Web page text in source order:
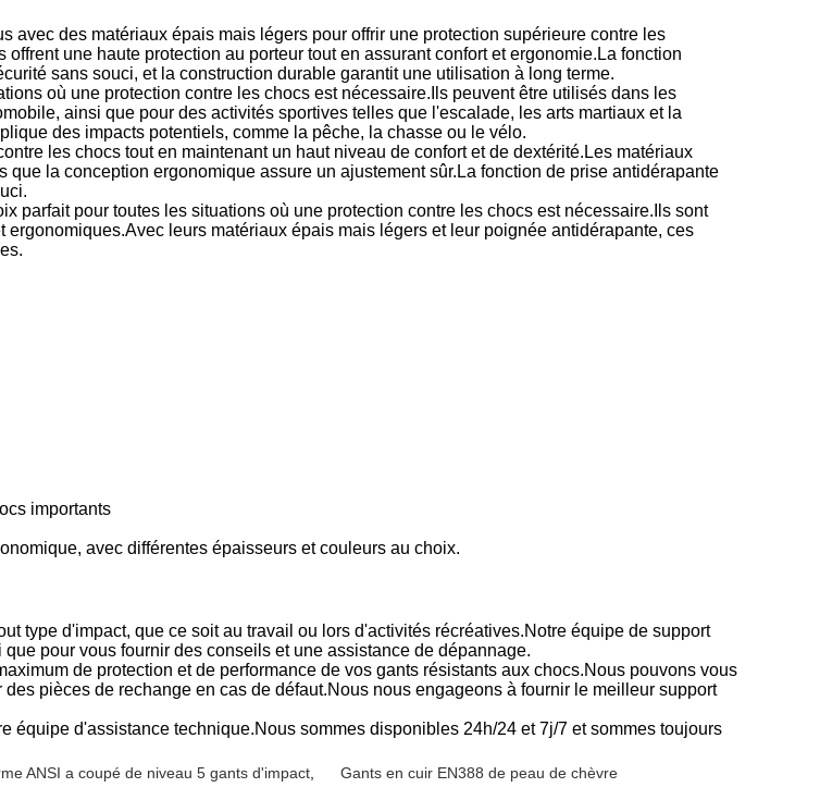
avec des matériaux épais mais légers pour offrir une protection supérieure contre les
une haute protection au porteur tout en assurant confort et ergonomie.La fonction
sans souci, et la construction durable garantit une utilisation à long terme.
où une protection contre les chocs est nécessaire.Ils peuvent être utilisés dans les
ainsi que pour des activités sportives telles que l'escalade, les arts martiaux et la
des impacts potentiels, comme la pêche, la chasse ou le vélo.
les chocs tout en maintenant un haut niveau de confort et de dextérité.Les matériaux
la conception ergonomique assure un ajustement sûr.La fonction de prise antidérapante
parfait pour toutes les situations où une protection contre les chocs est nécessaire.Ils sont
leurs matériaux épais mais légers et leur poignée antidérapante, ces
importants
avec différentes épaisseurs et couleurs au choix.
type d'impact, que ce soit au travail ou lors d'activités récréatives.Notre équipe de support
pour vous fournir des conseils et une assistance de dépannage.
de protection et de performance de vos gants résistants aux chocs.Nous pouvons vous
pièces de rechange en cas de défaut.Nous nous engageons à fournir le meilleur support
équipe d'assistance technique.Nous sommes disponibles 24h/24 et 7j/7 et sommes toujours
ANSI a coupé de niveau 5 gants d'impact Gants en cuir EN388 de peau de chèvre